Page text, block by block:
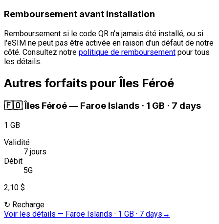
Remboursement avant installation
Remboursement si le code QR n'a jamais été installé, ou si
l'eSIM ne peut pas être activée en raison d'un défaut de notre
côté. Consultez notre politique de remboursement pour tous
les détails.
Autres forfaits pour Îles Féroé
🇫🇴Îles Féroé— Faroe Islands · 1 GB · 7 days
1 GB
Validité
7 jours
Débit
5G
2,10 $
↻ Recharge
Voir les détails — Faroe Islands · 1 GB · 7 days →